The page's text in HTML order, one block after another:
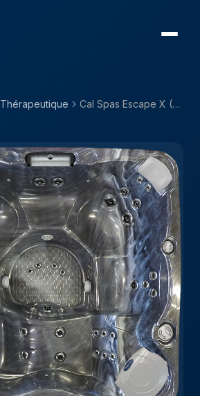
Thérapeutique Cal Spas Escape X (EC) — EC-851LX